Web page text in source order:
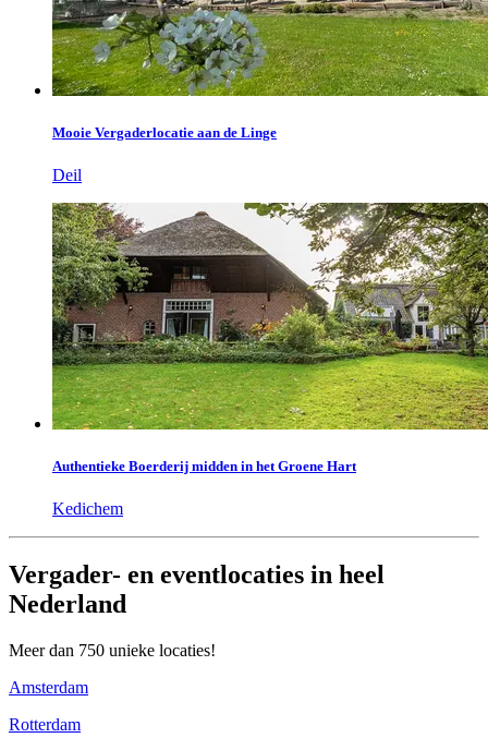
Mooie Vergaderlocatie aan de Linge
Deil
Authentieke Boerderij midden in het Groene Hart
Kedichem
Vergader- en eventlocaties in heel
Nederland
Meer dan 750 unieke locaties!
Amsterdam
Rotterdam